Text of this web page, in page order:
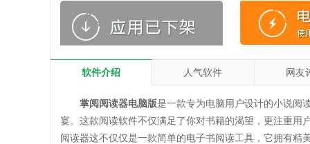
软件介绍 人气软件 网友
掌阅阅读器电脑版是一款专为电脑用户设计的小说阅
宴。这款阅读软件不仅满足了你对书籍的渴望，更注重用
阅读器这不仅仅是一款简单的电子书阅读工具，它拥有